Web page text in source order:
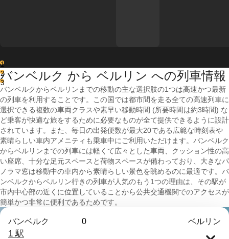
1
2
3
バンベルク から ベルリン への列車情報
バンベルクからベルリンまでの移動の主な選択肢の1つは高速かつ最新
の列車を利用することです。この国では都市間を走る全ての高速列車に
選択できる複数の車両クラスや素早い移動時間 (所要時間は約3時間) な
ど乗客が快適な旅をするために必要なものが全て提供できるように設計
されています。また、毎日の出発便数が最大20である広範な時刻表や
素晴らしい車内アメニティも乗車中にご利用いただけます。バンベルク
からベルリンまでの列車には軽くて広々とした車両、クッション性の高
い座席、十分な足元スペースと荷物スペースが備わっており、大きなパ
ノラマ窓は移動中の車内から素晴らしい景色を眺めるのに最適です。バ
ンベルクからベルリン行きの列車が人気のもう1つの理由は、その駅が
市内中心部の近くに位置していることから公共交通機関でのアクセスが
簡単かつ非常に便利であるためです。
バンベルク 0 ベルリン
1 駅